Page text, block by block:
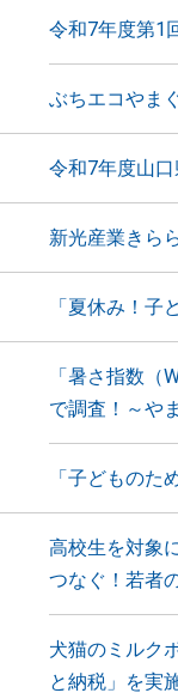
令和7年度第1
ぶちエコやま
令和7年度山
新光産業きら
「夏休み！子
「暑さ指数（
で調査！～や
「子どもの
高校生を対象
つなぐ！若者
犬猫のミルク
と納税」を実